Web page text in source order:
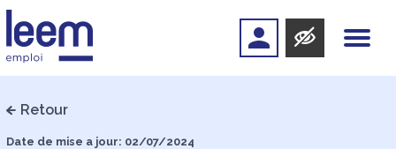
Retour
Date de mise a jour: 02/07/2024